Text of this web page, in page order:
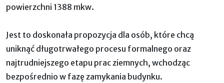
powierzchni 1388 mkw.
Jest to doskonała propozycja dla osób, które chcą
uniknąć długotrwałego procesu formalnego oraz
najtrudniejszego etapu prac ziemnych, wchodząc
bezpośrednio w fazę zamykania budynku.